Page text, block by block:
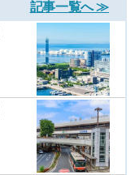
記事一覧へ ≫